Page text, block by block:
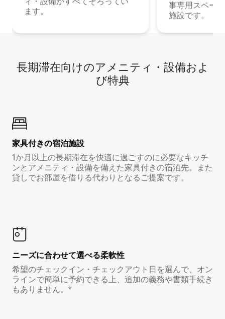
ます。
事専用スペー
施設です。
長期滞在向け⁠のア⁠メ⁠ニ⁠テ⁠ィ⁠・設⁠備⁠およ
び特⁠典
家具付き⁠の宿⁠泊⁠施⁠設
1か月以上の長期滞在を快適に過ごすのに必要なキッチ
ンとアメニティ・設備を備えた家具付きの宿泊先。また
貸しでお部屋を借りる代わりとなるご提案です。
ニーズに合わせて選べる柔軟性
希望のチェックイン・チェックアウト日を選んで、オン
ラインで簡単に予約できる上、追加の義務や書類手続き
もありません。*